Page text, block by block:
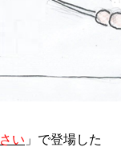
い 」で登場した